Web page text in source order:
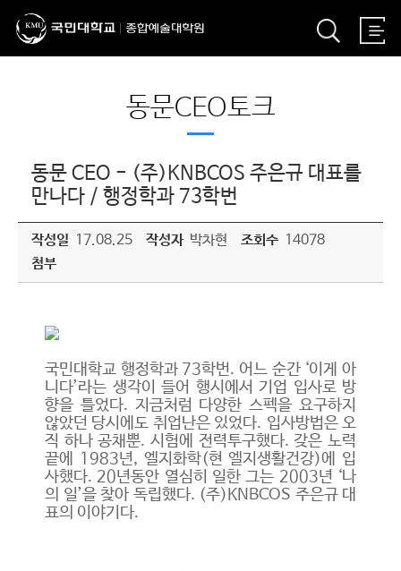
동문CEO토크
동문 CEO - (주)KNBCOS 주은규 대표를
만나다 / 행정학과 73학번
작성일 17.08.25 작성자 박차현 조회수 14078
첨부
국민대학교 행정학과 73학번. 어느 순간 ‘이게 아
니다’라는 생각이 들어 행시에서 기업 입사로 방
향을 틀었다. 지금처럼 다양한 스펙을 요구하지
않았던 당시에도 취업난은 있었다. 입사방법은 오
직 하나 공채뿐. 시험에 전력투구했다. 갖은 노력
끝에 1983년, 엘지화학(현 엘지생활건강)에 입
사했다. 20년동안 열심히 일한 그는 2003년 ‘나
의 일’을 찾아 독립했다. (주)KNBCOS 주은규 대
표의 이야기다.